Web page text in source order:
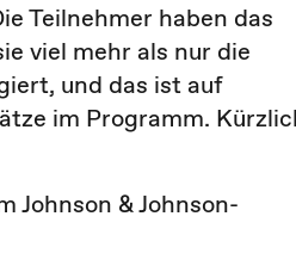
Teilnehmer haben das
viel mehr als nur die
und das ist auf
im Programm.
Johnson & Johnson-